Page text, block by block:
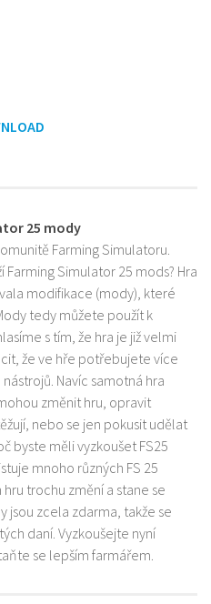
25 mody
Farming Simulatoru.
Farming Simulator 25 mods? Hra
modifikace (mody), které
tedy můžete použít k
s tím, že hra je již velmi
že ve hře potřebujete více
Navíc samotná hra
změnit hru, opravit
nebo se jen pokusit udělat
byste měli vyzkoušet FS25
mnoho různých FS 25
trochu změní a stane se
jsou zcela zdarma, takže se
daní. Vyzkoušejte nyní
se lepším farmářem.